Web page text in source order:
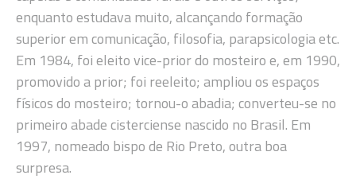
enquanto estudava muito, alcançando formação
superior em comunicação, filosofia, parapsicologia etc.
Em 1984, foi eleito vice-prior do mosteiro e, em 1990,
promovido a prior; foi reeleito; ampliou os espaços
físicos do mosteiro; tornou-o abadia; converteu-se no
primeiro abade cisterciense nascido no Brasil. Em
1997, nomeado bispo de Rio Preto, outra boa
surpresa.